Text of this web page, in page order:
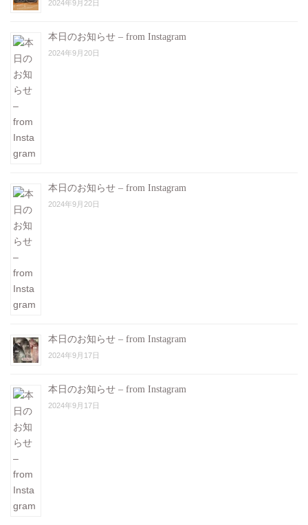
2024年9月22日
本日のお知らせ – from Instagram
2024年9月20日
本日のお知らせ – from Instagram
2024年9月20日
本日のお知らせ – from Instagram
2024年9月17日
本日のお知らせ – from Instagram
2024年9月17日